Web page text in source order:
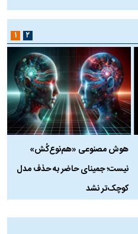
هوش مصنوعی «هم‌نوع‌کُش»
نیست؛ جمینای حاضر به حذف مدل
کوچک‌تر نشد
۱ ۲